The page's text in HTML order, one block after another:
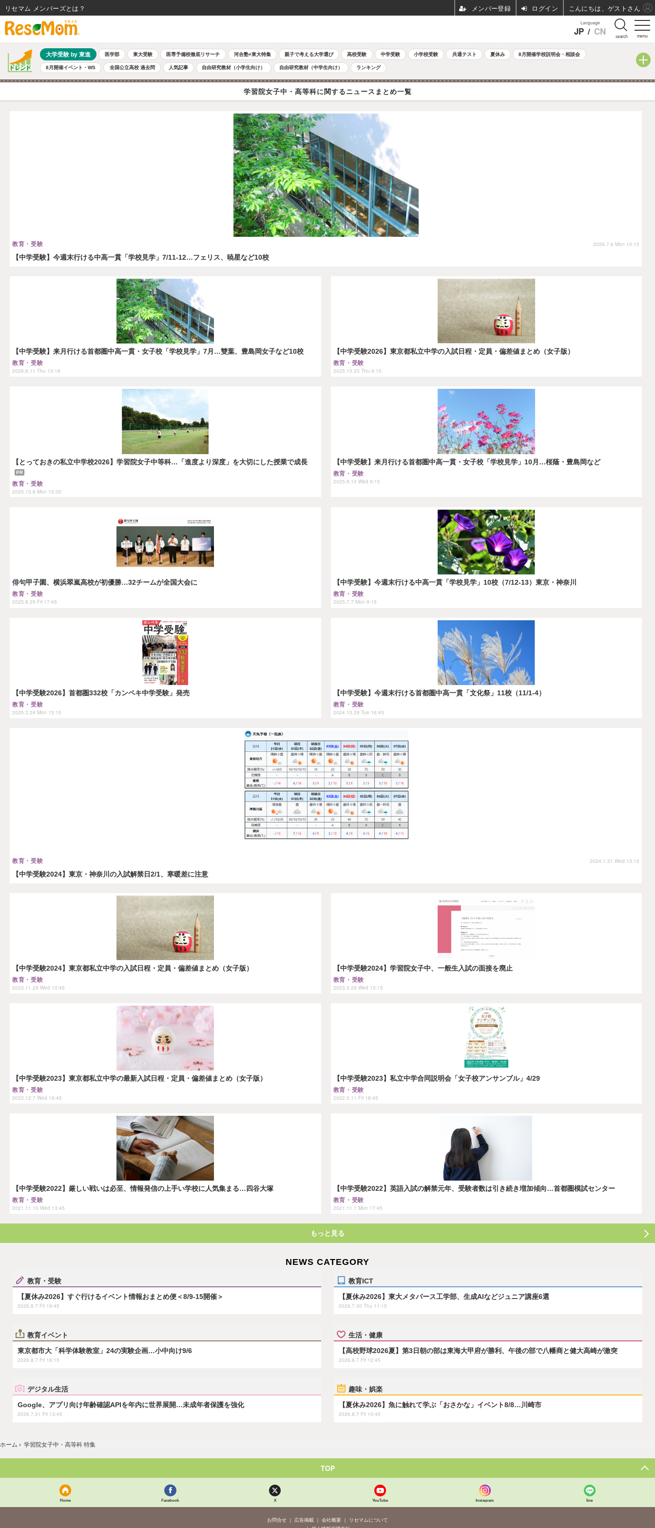
menu
Language
JP / CN search
大学受験 by 東進 医学部 東大受験 医専予備校徹底リサーチ 河合塾×東大特集 親子で考える大学選び 高校受験 中学受験 小学校受験 共通テスト 夏休み 8月開催学校説明会・相談会
8月開催イベント・WS 全国公立高校 過去問 人気記事 自由研究教材（小学生向け） 自由研究教材（中学生向け） ランキング
学習院女子中・高等科に関するニュースまとめ一覧
【中学受験】今週末行ける中高一貫「学校見学」7/11-12…フェリス、暁星など10校
教育・受験 2026.7.6 Mon 10:15
【中学受験】来月行ける首都圏中高一貫・女子校「学校見学」7月…雙葉、豊島岡女子など10校
教育・受験
2026.6.11 Thu 13:18
【中学受験2026】東京都私立中学の入試日程・定員・偏差値まとめ（女子版）
教育・受験
2025.10.23 Thu 9:15
【とっておきの私立中学校2026】学習院女子中等科…「進度より深度」を大切にした授業で成長
PR
教育・受験
2025.10.6 Mon 15:00
【中学受験】来月行ける首都圏中高一貫・女子校「学校見学」10月…桜蔭・豊島岡など
教育・受験
2025.9.10 Wed 9:15
俳句甲子園、横浜翠嵐高校が初優勝…32チームが全国大会に
教育・受験
2025.8.29 Fri 17:45
【中学受験】今週末行ける中高一貫「学校見学」10校（7/12-13）東京・神奈川
教育・受験
2025.7.7 Mon 9:15
【中学受験2026】首都圏332校「カンペキ中学受験」発売
教育・受験
2025.3.24 Mon 15:15
【中学受験】今週末行ける首都圏中高一貫「文化祭」11校（11/1-4）
教育・受験
2024.10.29 Tue 16:45
【中学受験2024】東京・神奈川の入試解禁日2/1、寒暖差に注意
教育・受験 2024.1.31 Wed 13:15
【中学受験2024】東京都私立中学の入試日程・定員・偏差値まとめ（女子版）
教育・受験
2023.11.29 Wed 10:45
【中学受験2024】学習院女子中、一般生入試の面接を廃止
教育・受験
2023.3.29 Wed 15:15
【中学受験2023】東京都私立中学の最新入試日程・定員・偏差値まとめ（女子版）
教育・受験
2022.12.7 Wed 19:45
【中学受験2023】私立中学合同説明会「女子校アンサンブル」4/29
教育・受験
2022.3.11 Fri 18:45
【中学受験2022】厳しい戦いは必至、情報発信の上手い学校に人気集まる…四谷大塚
教育・受験
2021.11.10 Wed 13:45
【中学受験2022】英語入試の解禁元年、受験者数は引き続き増加傾向…首都圏模試センター
教育・受験
2021.11.1 Mon 17:45
もっと見る
NEWS CATEGORY
教育・受験
【夏休み2026】すぐ行けるイベント情報おまとめ便＜8/9-15開催＞
2026.8.7 Fri 19:45
教育ICT
【夏休み2026】東大メタバース工学部、生成AIなどジュニア講座6選
2026.7.30 Thu 11:15
教育イベント
東京都市大「科学体験教室」24の実験企画…小中向け9/6
2026.8.7 Fri 18:15
生活・健康
【高校野球2026夏】第3日朝の部は東海大甲府が勝利、午後の部で八幡商と健大高崎が激突
2026.8.7 Fri 12:45
デジタル生活
Google、アプリ向け年齢確認APIを年内に世界展開…未成年者保護を強化
2026.7.31 Fri 13:45
趣味・娯楽
【夏休み2026】魚に触れて学ぶ「おさかな」イベント8/8…川崎市
2026.8.7 Fri 10:45
ホーム › 学習院女子中・高等科 特集
TOP
Home Facebook X YouTube Instagram line
お問合せ 広告掲載 会社概要
リセマムについて
リセマム メンバーズ ログイン こんにちは、ゲストさん